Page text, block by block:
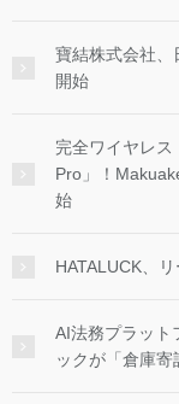
寶結株式会社、
開始
完全ワイヤレス
Pro」！
始
HATALUCK、
AI法務プラット
ックが「倉庫